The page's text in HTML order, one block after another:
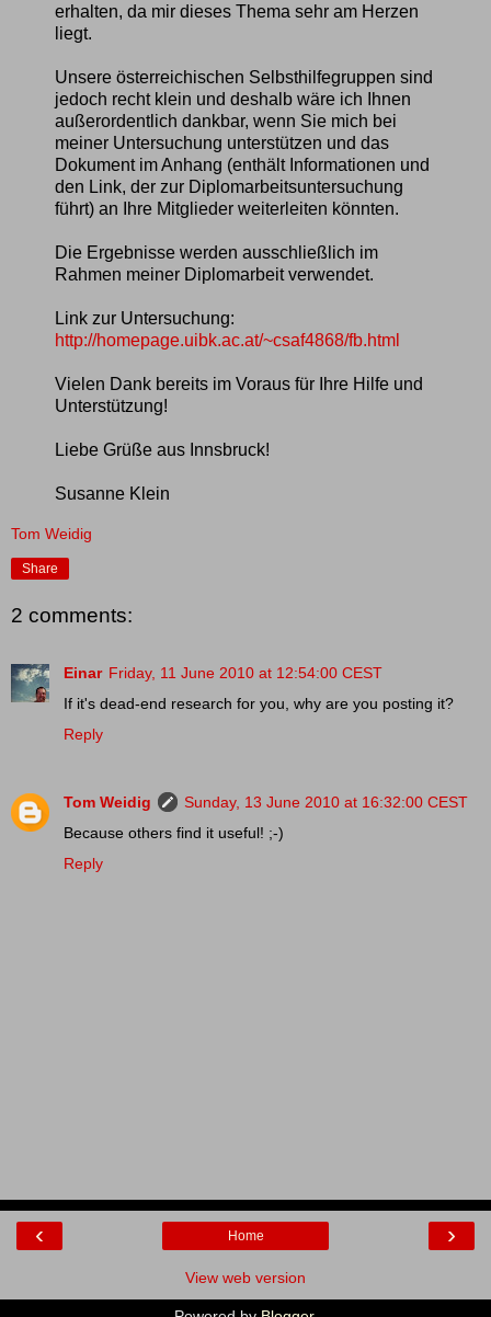
erhalten, da mir dieses Thema sehr am Herzen
liegt.
Unsere österreichischen Selbsthilfegruppen sind
jedoch recht klein und deshalb wäre ich Ihnen
außerordentlich dankbar, wenn Sie mich bei
meiner Untersuchung unterstützen und das
Dokument im Anhang (enthält Informationen und
den Link, der zur Diplomarbeitsuntersuchung
führt) an Ihre Mitglieder weiterleiten könnten.
Die Ergebnisse werden ausschließlich im
Rahmen meiner Diplomarbeit verwendet.
Link zur Untersuchung:
http://homepage.uibk.ac.at/~csaf4868/fb.html
Vielen Dank bereits im Voraus für Ihre Hilfe und
Unterstützung!
Liebe Grüße aus Innsbruck!
Susanne Klein
Tom Weidig
Share
2 comments:
Einar Friday, 11 June 2010 at 12:54:00 CEST
If it's dead-end research for you, why are you posting it?
Reply
Tom Weidig
Sunday, 13 June 2010 at 16:32:00 CEST
Because others find it useful! ;-)
Reply
‹ ›
Home
View web version